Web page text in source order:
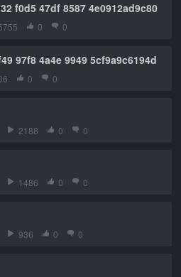
f0d5 47df 8587 4e0912ad9c80
0 0
97f8 4a4e 9949 5cf9a9c6194d
0 0
2188 0 0
1486 0 0
936 0 0